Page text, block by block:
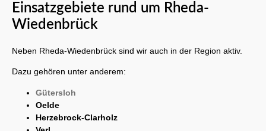
Einsatzgebiete rund um Rheda-
Wiedenbrück
Neben Rheda-Wiedenbrück sind wir auch in der Region aktiv.
Dazu gehören unter anderem:
Gütersloh
Oelde
Herzebrock-Clarholz